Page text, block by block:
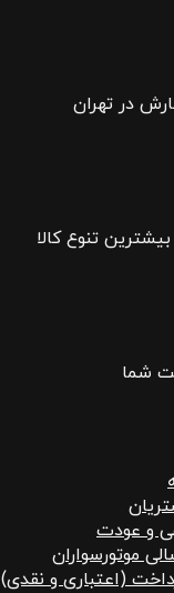
در تهران
تنوع کالا
شما
و عودت
موتورسواران
(اعتباری و نقدی)